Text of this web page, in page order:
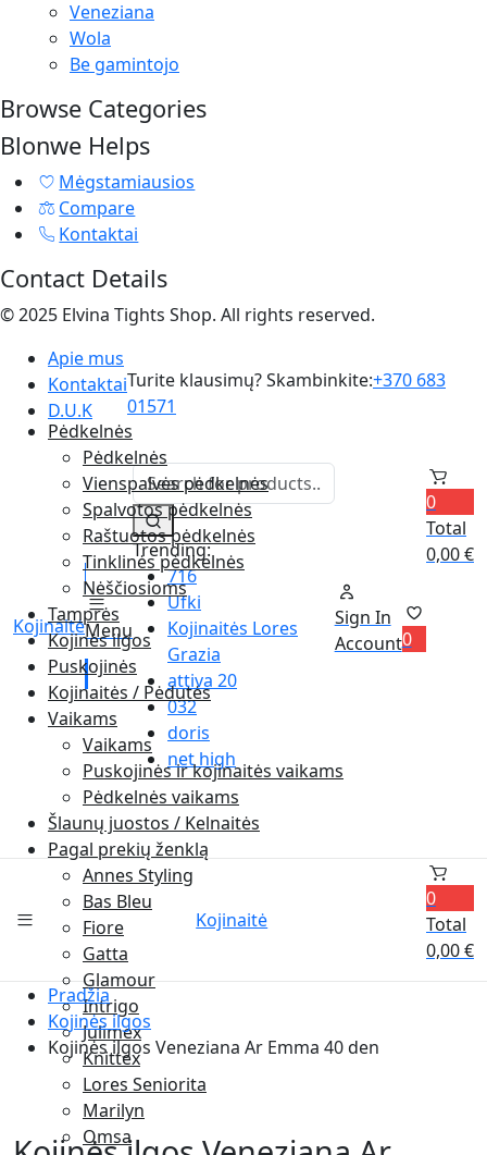
Veneziana
Wola
Be gamintojo
Browse Categories
Blonwe Helps
Mėgstamiausios
Compare
Kontaktai
Contact Details
© 2025 Elvina Tights Shop. All rights reserved.
Apie mus
Kontaktai
D.U.K
Turite klausimų? Skambinkite:+370 683
01571
KojinaitėMenu
Trending:
716
Ufki
Kojinaitės Lores
Grazia
attiva 20
032
doris
net high
Sign In
Account0
0
Total
0,00€
Pėdkelnės
Pėdkelnės
Vienspalvės pėdkelnės
Spalvotos pėdkelnės
Raštuotos pėdkelnės
Tinklinės pėdkelnės
Nėščiosioms
Tamprės
Kojinės ilgos
Puskojinės
Kojinaitės / Pėdutės
Vaikams
Vaikams
Puskojinės ir kojinaitės vaikams
Pėdkelnės vaikams
Šlaunų juostos / Kelnaitės
Pagal prekių ženklą
Annes Styling
Bas Bleu
Fiore
Gatta
Glamour
Intrigo
Julimex
Knittex
Lores Seniorita
Marilyn
Omsa
Kojinaitė
0
Total
0,00€
Pradžia
Kojinės ilgos
Kojinės ilgos Veneziana Ar Emma 40 den